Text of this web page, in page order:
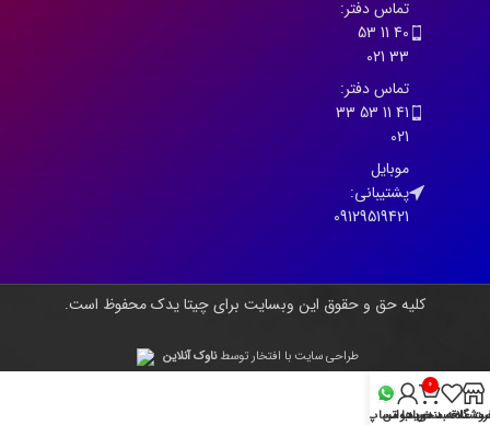
تماس دفتر:
40 11 53
33 021
تماس دفتر:
41 11 53 33
021
موبایل
پشتیبانی:
09129519421
کلیه حق و حقوق این وبسایت برای چیتا یدک محفوظ است.
طراحی سایت با افتخار توسطناوک آنلاین
علاقه مندی ها
0
سبد خرید
حساب من
واتساپ